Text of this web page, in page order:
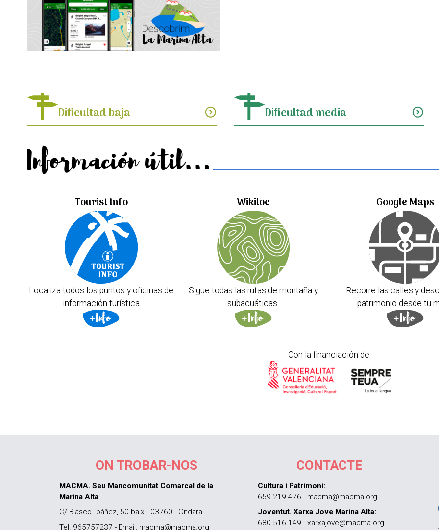
Dificultad baja expand_circle_down Dificultad media expand_circle_down
Información útil...
Tourist Info
Localiza todos los puntos y oficinas de
información turística
Wikiloc
Sigue todas las rutas de montaña y
subacuáticas.
Google Maps
Recorre las calles y
patrimonio desde tu
Con la financiación de:
ON TROBAR-NOS
MACMA. Seu Mancomunitat Comarcal de la
Marina Alta
C/ Blasco Ibáñez, 50 baix - 03760 - Ondara
Tel. 965757237 - Email: macma@macma.org
CONTACTE
Cultura i Patrimoni:
659 219 476 - macma@macma.org
Joventut. Xarxa Jove Marina Alta:
680 516 149 - xarxajove@macma.org